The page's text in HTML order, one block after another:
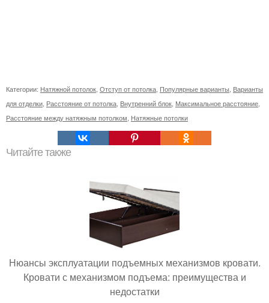
Категории: Натяжной потолок Отступ от потолка Популярные варианты Варианты
для отделки Расстояние от потолка Внутренний блок Максимальное расстояние
Расстояние между натяжным потолком Натяжные потолки
Читайте также
Нюансы эксплуатации подъемных механизмов кровати.
Кровати с механизмом подъема: преимущества и
недостатки